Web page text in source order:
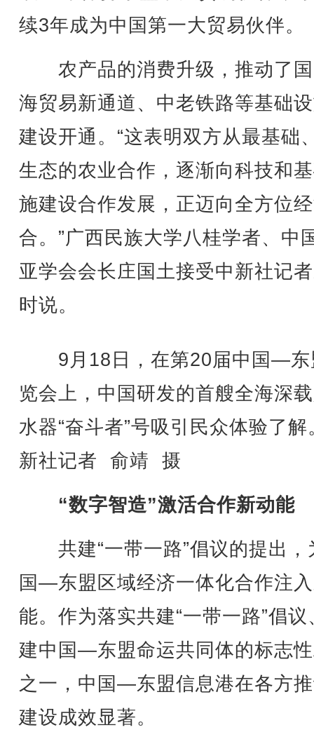
续3年成为中国第一大贸易伙伴。
农产品的消费升级，推动了
海贸易新通道、中老铁路等基础
建设开通。“这表明双方从最基础
生态的农业合作，逐渐向科技和
施建设合作发展，正迈向全方位
合。”广西民族大学八桂学者、中
亚学会会长庄国土接受中新社记
时说。
9月18日，在第20届中国—东
览会上，中国研发的首艘全海深
水器“奋斗者”号吸引民众体验了解
新社记者 俞靖 摄
“数字智造”激活合作新动能
共建“一带一路”倡议的提出，
国—东盟区域经济一体化合作注
能。作为落实共建“一带一路”倡议
建中国—东盟命运共同体的标志
之一，中国—东盟信息港在各方
建设成效显著。